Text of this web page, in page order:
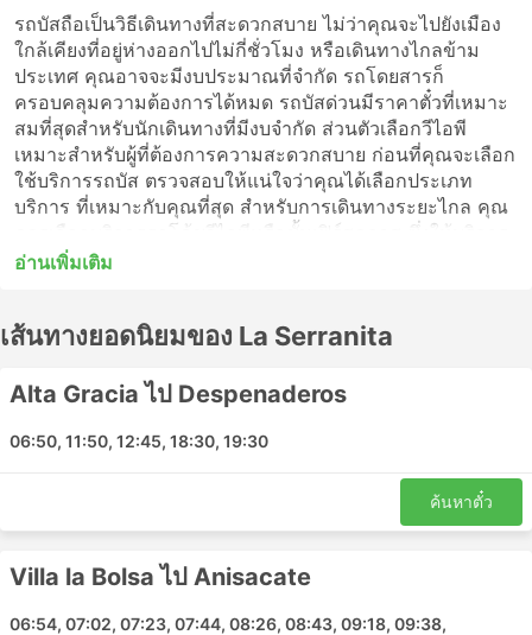
รถบัสถือเป็นวิธีเดินทางที่สะดวกสบาย ไม่ว่าคุณจะไปยังเมือง
ใกล้เคียงที่อยู่ห่างออกไปไม่กี่ชั่วโมง หรือเดินทางไกลข้าม
ประเทศ คุณอาจจะมีงบประมาณที่จำกัด รถโดยสารก็
ครอบคลุมความต้องการได้หมด รถบัสด่วนมีราคาตั๋วที่เหมาะ
สมที่สุดสำหรับนักเดินทางที่มีงบจำกัด ส่วนตัวเลือกวีไอพี
เหมาะสำหรับผู้ที่ต้องการความสะดวกสบาย ก่อนที่คุณจะเลือก
ใช้บริการรถบัส ตรวจสอบให้แน่ใจว่าคุณได้เลือกประเภท
บริการ ที่เหมาะกับคุณที่สุด สำหรับการเดินทางระยะไกล คุณ
แบบไม่แวะพักไปจนถึงจุดหมายปลายทางของคุณ หรือเพียงแค่
สำหรับการเดินทางระยะสั้น แต่การนั่งรถระยะยาวมักไม่ใช่
เนื่องจากจุดหมายปลายทางระยะไกลหลายแห่งให้บริการโดย
มีตู้นอนสำหรับการเดินทางดังกล่าว ทำการจองตั๋วรถโดยสาร
ช่วยให้คุณเลือกตั๋วโดยสารและชั้นโดยสารที่ดีที่สุดได้
La Serranita สถานียอดนิยม
ได้แก่:
อ่านเพิ่มเติม
เส้นทางยอดนิยมของ La Serranita
Alta Gracia ไป Despenaderos
06:50, 11:50, 12:45, 18:30, 19:30
ค้นหาตั๋ว
Villa la Bolsa ไป Anisacate
06:54, 07:02, 07:23, 07:44, 08:26, 08:43, 09:18, 09:38,